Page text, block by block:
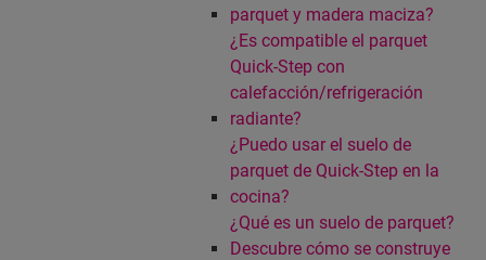
parquet y madera maciza?
¿Es compatible el parquet
Quick-Step con
calefacción/refrigeración
radiante?
¿Puedo usar el suelo de
parquet de Quick-Step en la
cocina?
¿Qué es un suelo de parquet?
Descubre cómo se construye